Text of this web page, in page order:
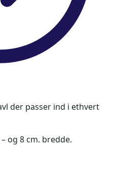
der passer ind i ethvert
og 8 cm. bredde.